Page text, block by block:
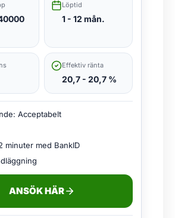
Löptid
1 - 12 mån.
Effektiv ränta
20,7 - 20,7 %
Acceptabelt
minuter med BankID
ANSÖK HÄR